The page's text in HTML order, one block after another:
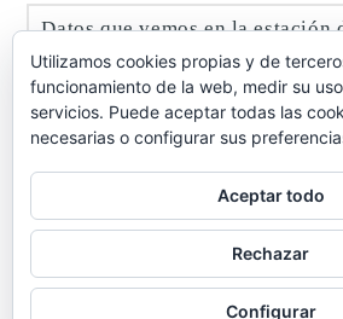
9 ENERO, 2017
Octubre de 2016 en Benasque
7 NOVIEMBRE, 2016
info@casabringasort.com·Política de
Aviso Legal·Ley de
Utilizamos cookies propias y de
funcionamiento de la web, medir su
servicios. Puede aceptar todas las
necesarias o configurar sus
Aceptar todo
Rechazar
Configurar